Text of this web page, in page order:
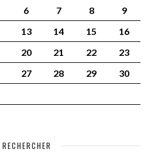
6 7 8
9
13 14 15
16
20 21 22
23
27 28 29
30
RECHERCHER